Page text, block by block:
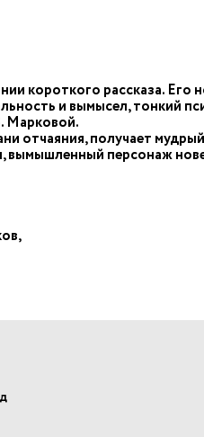
короткого рассказа. Его
и вымысел, тонкий
Марковой.
отчаяния, получает
вымышленный персонаж